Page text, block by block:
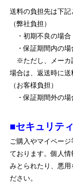
送料の負担先は下記
（弊社負担）
・初期不良の場合
・保証期間内の場
※ただし、メーカ
場合は、返送時に送
（お客様負担）
・保証期間外の場
■セキュリテ
ご購入やマイペー
ております。個人
みとられたり、悪用
ださい。